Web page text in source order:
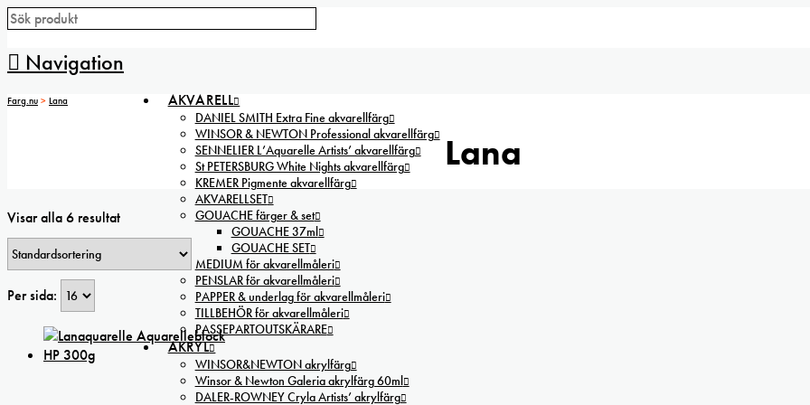
Navigation
AKVARELL
DANIEL SMITH Extra Fine akvarellfärg
WINSOR & NEWTON Professional akvarellfärg
SENNELIER L’Aquarelle Artists’ akvarellfärg
St PETERSBURG White Nights akvarellfärg
KREMER Pigmente akvarellfärg
AKVARELLSET
GOUACHE färger & set
GOUACHE 37ml
GOUACHE SET
MEDIUM för akvarellmåleri
PENSLAR för akvarellmåleri
PAPPER & underlag för akvarellmåleri
TILLBEHÖR för akvarellmåleri
PASSEPARTOUTSKÄRARE
AKRYL
WINSOR&NEWTON akrylfärg
Winsor & Newton Galeria akrylfärg 60ml
DALER-ROWNEY Cryla Artists’ akrylfärg
Farg.nu > Lana
Lana
Visar alla 6 resultat
Per sida: